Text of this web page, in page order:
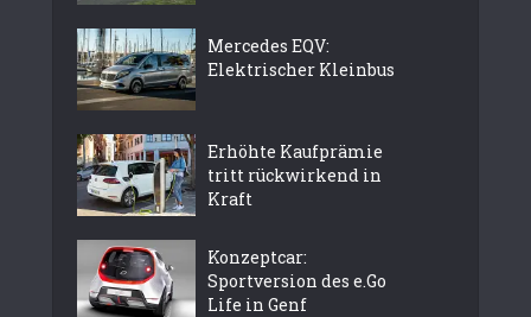
Mercedes EQV:
Elektrischer Kleinbus
Erhöhte Kaufprämie
tritt rückwirkend in
Kraft
Konzeptcar:
Sportversion des e.Go
Life in Genf